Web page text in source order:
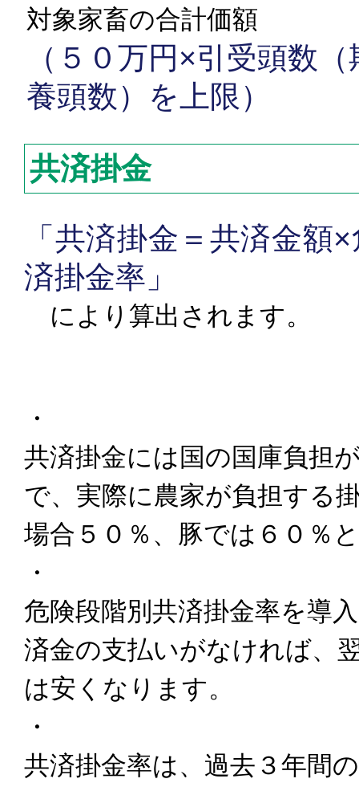
対象家畜の合計価額
（５０万円×引受頭数
養頭数）を上限）
共済掛金
「共済掛金＝共済金額
済掛金率」
により算出されます。
・
共済掛金には国の国庫負担
で、実際に農家が負担する
場合５０％、豚では６０％
・
危険段階別共済掛金率を導
済金の支払いがなければ、
は安くなります。
・
共済掛金率は、過去３年間